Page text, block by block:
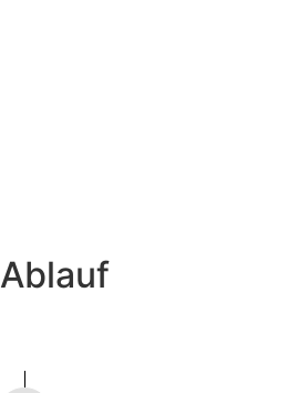
Ablauf